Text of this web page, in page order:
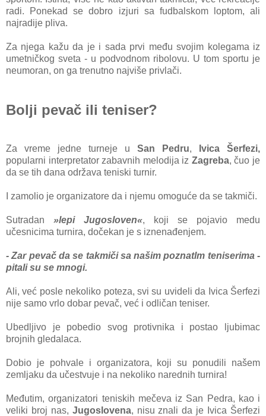
radi. Ponekad se dobro izjuri sa fudbalskom loptom, ali
najradije pliva.
Za njega kažu da je i sada prvi među svojim kolegama iz
umetničkog sveta - u podvodnom ribolovu. U tom sportu je
neumoran, on ga trenutno najviše privlači.
Bolji pevač ili teniser?
Za vreme jedne turneje u San Pedru,
Ivica Šerfezi,
popularni interpretator zabavnih melodija iz Zagreba, čuo je
da se tih dana održava teniski turnir.
I zamolio je organizatore da i njemu omoguće da se takmiči.
Sutradan »lepi Jugosloven«, koji se pojavio medu
učesnicima turnira, dočekan je s iznenađenjem.
- Zar pevač da se takmiči sa našim poznatlm teniserima -
pitali su se mnogi.
Ali, već posle nekoliko poteza, svi su uvideli da Ivica Šerfezi
nije samo vrlo dobar pevač, već i odličan teniser.
Ubedljivo je pobedio svog protivnika i postao ljubimac
brojnih gledalaca.
Dobio je pohvale i organizatora, koji su ponudili našem
zemljaku da učestvuje i na nekoliko narednih turnira!
Međutim, organizatori teniskih mečeva iz San Pedra, kao i
veliki broj nas, Jugoslovena, nisu znali da je Ivica Šerfezi